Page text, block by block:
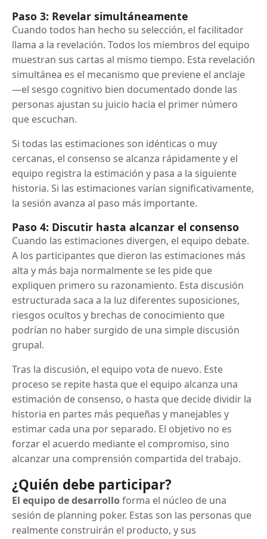
Paso 3: Revelar simultáneamente
Cuando todos han hecho su selección, el facilitador
llama a la revelación. Todos los miembros del equipo
muestran sus cartas al mismo tiempo. Esta revelación
simultánea es el mecanismo que previene el anclaje
—el sesgo cognitivo bien documentado donde las
personas ajustan su juicio hacia el primer número
que escuchan.
Si todas las estimaciones son idénticas o muy
cercanas, el consenso se alcanza rápidamente y el
equipo registra la estimación y pasa a la siguiente
historia. Si las estimaciones varían significativamente,
la sesión avanza al paso más importante.
Paso 4: Discutir hasta alcanzar el consenso
Cuando las estimaciones divergen, el equipo debate.
A los participantes que dieron las estimaciones más
alta y más baja normalmente se les pide que
expliquen primero su razonamiento. Esta discusión
estructurada saca a la luz diferentes suposiciones,
riesgos ocultos y brechas de conocimiento que
podrían no haber surgido de una simple discusión
grupal.
Tras la discusión, el equipo vota de nuevo. Este
proceso se repite hasta que el equipo alcanza una
estimación de consenso, o hasta que decide dividir la
historia en partes más pequeñas y manejables y
estimar cada una por separado. El objetivo no es
forzar el acuerdo mediante el compromiso, sino
alcanzar una comprensión compartida del trabajo.
¿Quién debe participar?
El equipo de desarrolloforma el núcleo de una
sesión de planning poker. Estas son las personas que
realmente construirán el producto, y sus